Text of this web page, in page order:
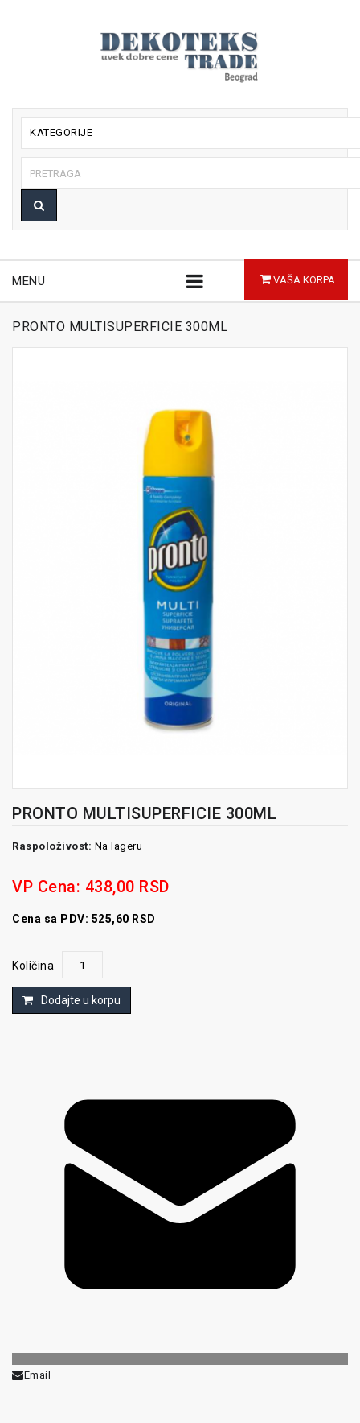
KATEGORIJE
VAŠA KORPA
MENU
PRONTO MULTISUPERFICIE 300ML
PRONTO MULTISUPERFICIE 300ML
Raspoloživost: Na lageru
VP Cena: 438,00 RSD
Cena sa PDV: 525,60 RSD
Količina
Dodajte u korpu
Email